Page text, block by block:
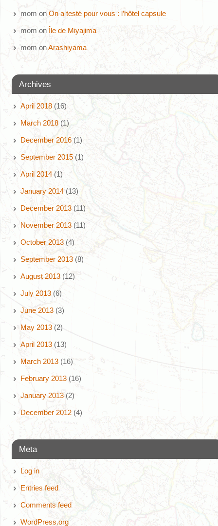
mom on On a testé pour vous : l’hôtel capsule
mom on Île de Miyajima
mom onArashiyama
Archives
April 2018(16)
March 2018(1)
December 2016(1)
September 2015(1)
April 2014(1)
January 2014(13)
December 2013(11)
November 2013(11)
October 2013(4)
September 2013(8)
August 2013(12)
July 2013(6)
June 2013(3)
May 2013(2)
April 2013(13)
March 2013(16)
February 2013(16)
January 2013(2)
December 2012(4)
Meta
Log in
Entries feed
Comments feed
WordPress.org